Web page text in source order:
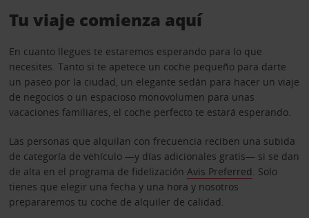
Tu viaje comienza aquí
En cuanto llegues te estaremos esperando para lo que
necesites. Tanto si te apetece un coche pequeño para darte
un paseo por la ciudad, un elegante sedán para hacer un viaje
de negocios o un espacioso monovolumen para unas
vacaciones familiares, el coche perfecto te estará esperando.
Las personas que alquilan con frecuencia reciben una subida
de categoría de vehículo —y días adicionales gratis— si se dan
de alta en el programa de fidelización Avis Preferred. Solo
tienes que elegir una fecha y una hora y nosotros
prepararemos tu coche de alquiler de calidad.